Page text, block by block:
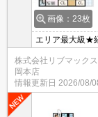
画像：23枚
エリア最大級★
がありましたら
能！オンライン
題ありません♪
能になりますの
日当たり良好で
株式会社リブマック
岡本店
情報更新日 2026/08/